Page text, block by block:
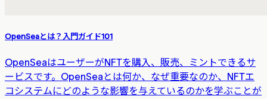
OpenSeaとは？入門ガイド101
OpenSeaはユーザーがNFTを購入、販売、ミントできるサ
ービスです。OpenSeaとは何か、なぜ重要なのか、NFTエ
コシステムにどのような影響を与えているのかを学ぶことが